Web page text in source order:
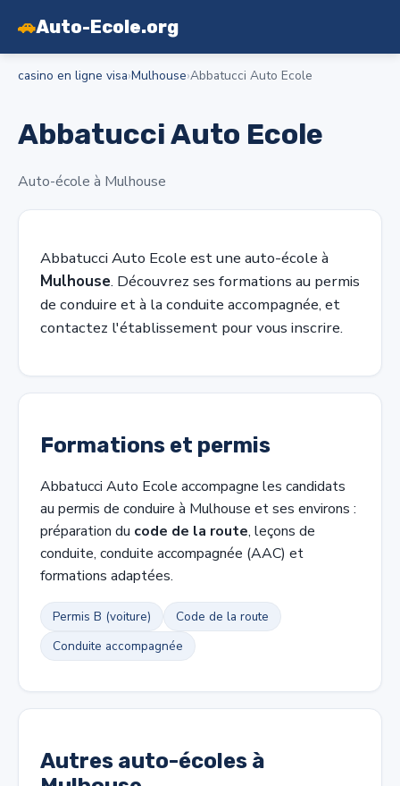
🚗Auto-Ecole.org
casino en ligne visa›Mulhouse›Abbatucci Auto Ecole
Abbatucci Auto Ecole
Auto-école à Mulhouse
Abbatucci Auto Ecole est une auto-école à
Mulhouse. Découvrez ses formations au permis
de conduire et à la conduite accompagnée, et
contactez l'établissement pour vous inscrire.
Formations et permis
Abbatucci Auto Ecole accompagne les candidats
au permis de conduire à Mulhouse et ses environs :
préparation du code de la route, leçons de
conduite, conduite accompagnée (AAC) et
formations adaptées.
Permis B (voiture)
Code de la route
Conduite accompagnée
Autres auto-écoles à